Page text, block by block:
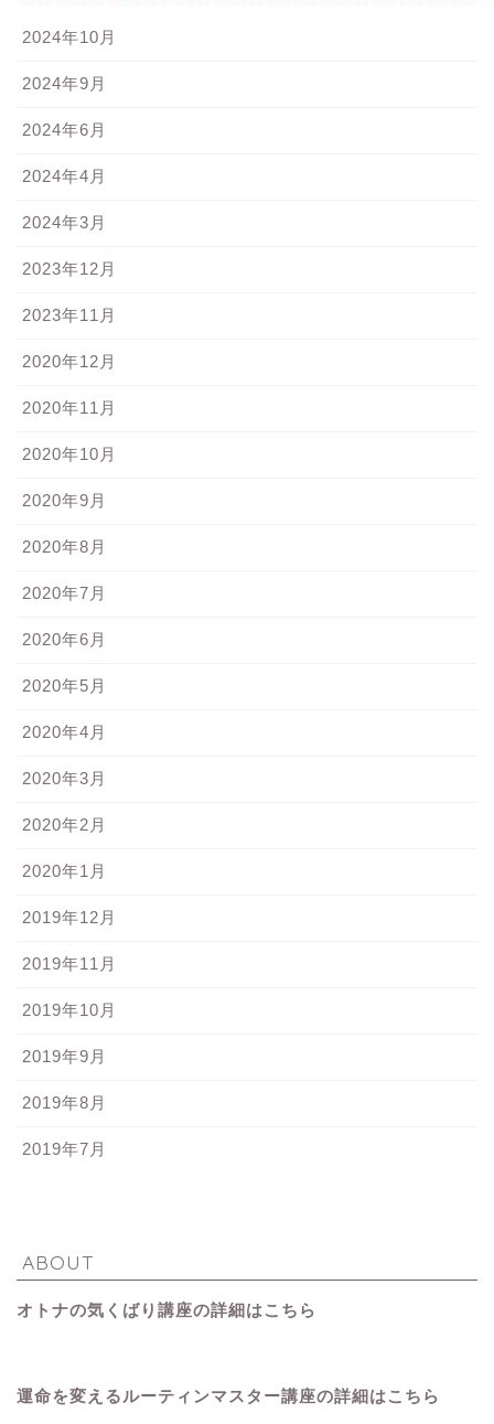
2024年10月
2024年9月
2024年6月
2024年4月
2024年3月
2023年12月
2023年11月
2020年12月
2020年11月
2020年10月
2020年9月
2020年8月
2020年7月
2020年6月
2020年5月
2020年4月
2020年3月
2020年2月
2020年1月
2019年12月
2019年11月
2019年10月
2019年9月
2019年8月
2019年7月
ABOUT
オトナの気くばり講座の詳細はこちら
運命を変えるルーティンマスター講座の詳細はこちら